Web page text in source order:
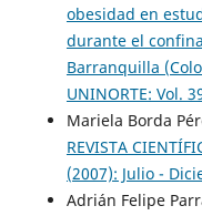
obesidad en
durante el
Barranquilla
UNINORTE: Vol.
Mariela Borda
REVISTA
(2007): Julio -
Adrián Felipe